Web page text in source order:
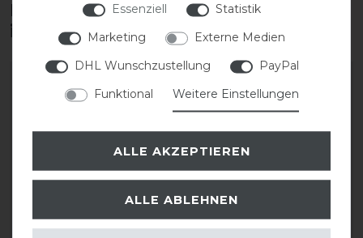
Diese Produkte könnten dich auch
interessieren
Essenziell
Statistik
Marketing
Externe Medien
DHL Wunschzustellung
PayPal
Funktional
Weitere Einstellungen
ALLE AKZEPTIEREN
ALLE ABLEHNEN